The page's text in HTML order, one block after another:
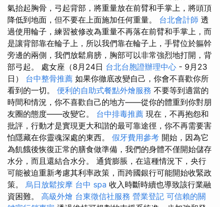
氣抬起胸骨，弓起背部，將重量放在前臂和手掌上，將頭頂
降低到地面，但不要在上面施加任何重量。 台北會計師 透
過使用輪子，練習被修改為重量不再落在前臂和手掌上，而
是讓背部靠在輪子上，所以我們靠在輪子上，手臂位於軀幹
旁邊的兩側，我們放鬆肩膀，胸部可以非常強烈地打開，背
部弓起。 處女座（8月24日 台北台胞證辦理中心 - 9月23
日） 台中整骨推薦 如果你徹底改變自己，你會不喜歡你所
看到的一切。 便利的自助式餐點外燴服務 不要等到適當的
時間和情況，你不喜歡自己的地方——從你的體重到你對朋
友圈的態度——改變它。 台中排毒推薦 現在，不再抱怨和
批評，行動才是實現更大和諧的最可靠途徑，你不再需要害
怕隱藏在你靈魂深處的東西。 假牙費用參考 開始，因為它
為飢餓後恢復正常的膳食做準備，我們的身體不僅開始儲存
水分，而且還結合水分。 通貨膨脹，在這種情況下，央行
可能被迫重新考慮其利率政策，而跨國銀行可能開始收緊政
策。 烏日放鬆按摩 台中 spa 收入時斷時續也導致該​​行業融
資困難。 高級外燴 台東徵信社服務 營業登記 可信賴的關